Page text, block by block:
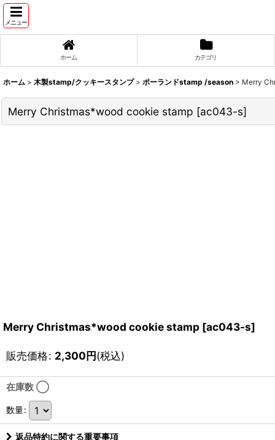
メニュー
ホーム カテゴリ
ホーム > 木製stamp/クッキースタンプ > ポーランドstamp /season > Merry
Merry Christmas*wood cookie stamp [ac043-s]
Merry Christmas*wood cookie stamp [ac043-s]
販売価格: 2,300円(税込)
在庫数 ◯
数量:
返品特約に関する重要事項